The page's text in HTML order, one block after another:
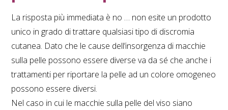
La risposta più immediata è no … non esite un prodotto
unico in grado di trattare qualsiasi tipo di discromia
cutanea. Dato che le cause dell’insorgenza di macchie
sulla pelle possono essere diverse va da sé che anche i
trattamenti per riportare la pelle ad un colore omogeneo
possono essere diversi.
Nel caso in cui le macchie sulla pelle del viso siano